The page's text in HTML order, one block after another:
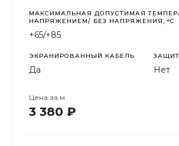
МАКСИМАЛЬНАЯ ДОПУСТИМАЯ
НАПРЯЖЕНИЕМ/ БЕЗ НАПРЯЖЕНИЯ, °C
+65/+85
ЭКРАНИРОВАННЫЙ КАБЕЛЬ
Да Нет
Цена за м
3 380 ₽